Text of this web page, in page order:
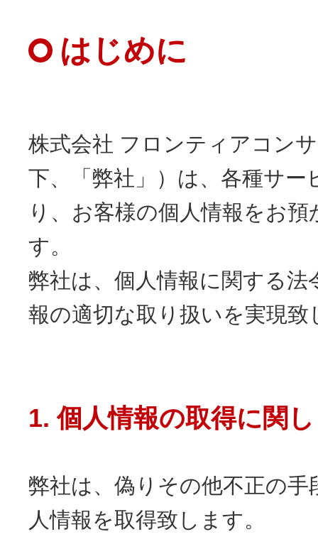
はじめに
株式会社 フロンティアコン
下、「弊社」）は、各種サー
り、お客様の個人情報をお
す。
弊社は、個人情報に関する法
報の適切な取り扱いを実現致
1. 個人情報の取得に関
弊社は、偽りその他不正の
人情報を取得致します。